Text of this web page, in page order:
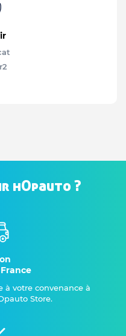
2
hOpauto ?
à votre convenance à
Store.